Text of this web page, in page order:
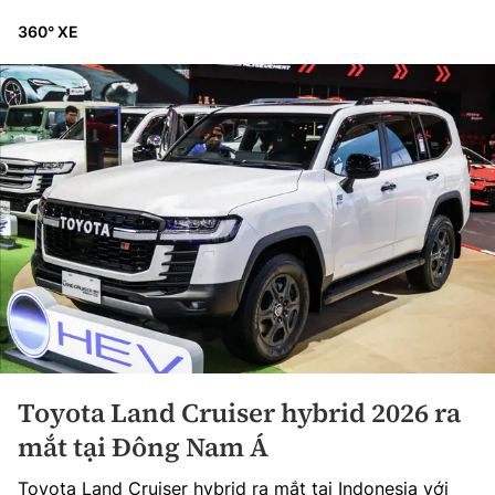
360° XE
Toyota Land Cruiser hybrid 2026 ra
mắt tại Đông Nam Á
Toyota Land Cruiser hybrid ra mắt tại Indonesia với